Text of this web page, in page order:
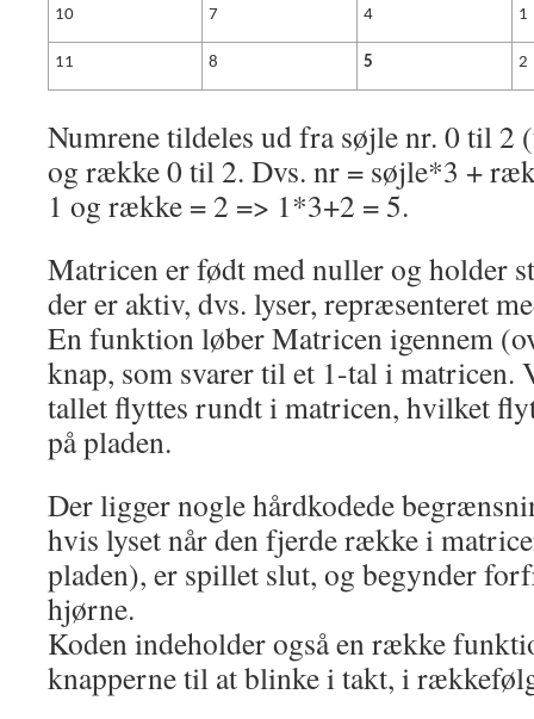
10 7 4 1
11 8 5 2
Numrene tildeles ud fra søjle nr. 0 til 2
og række 0 til 2. Dvs. nr = søjle*3 +
1 og række = 2 => 1*3+2 = 5.
Matricen er født med nuller og holder
der er aktiv, dvs. lyser, repræsenteret
En funktion løber Matricen igennem
knap, som svarer til et 1-tal i matricen.
tallet flyttes rundt i matricen, hvilket
på pladen.
Der ligger nogle hårdkodede
hvis lyset når den fjerde række i
pladen), er spillet slut, og begynder
hjørne.
Koden indeholder også en række
knapperne til at blinke i takt, i